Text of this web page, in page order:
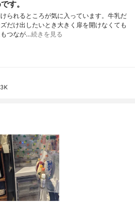
す。
られるところが気に入っています。牛乳だ
だけ出したいとき大きく扉を開けなくても
つなが…続きを見る